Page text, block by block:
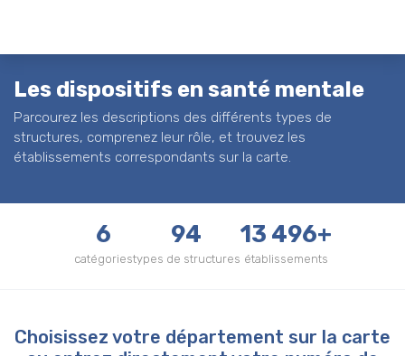
Les dispositifs en santé mentale
Parcourez les descriptions des différents types de
structures, comprenez leur rôle, et trouvez les
établissements correspondants sur la carte.
6
catégories
94
types de structures
13 496+
établissements
Choisissez votre département sur la carte